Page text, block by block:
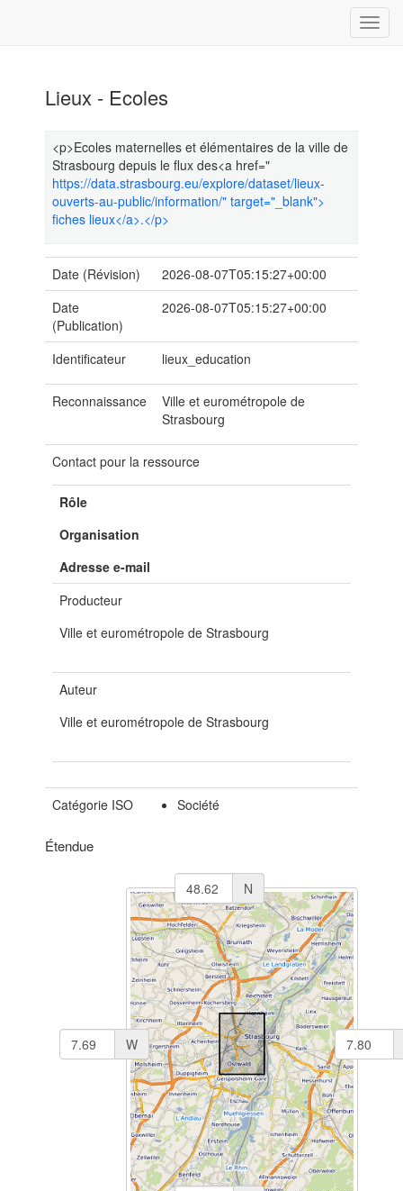
Lieux - Ecoles
<p>Ecoles maternelles et élémentaires de la ville de
Strasbourg depuis le flux des<a href="
https://data.strasbourg.eu/explore/dataset/lieux-
ouverts-au-public/information/" target="_blank">
fiches lieux</a>.</p>
Date (Révision)
2026-08-07T05:15:27+00:00
Date
(Publication)
2026-08-07T05:15:27+00:00
Identificateur lieux_education
Reconnaissance
Ville et eurométropole de
Strasbourg
Contact pour la ressource
Rôle
Organisation
Adresse e-mail
Producteur
Ville et eurométropole de Strasbourg
Auteur
Ville et eurométropole de Strasbourg
Catégorie ISO Société
Étendue
N
W